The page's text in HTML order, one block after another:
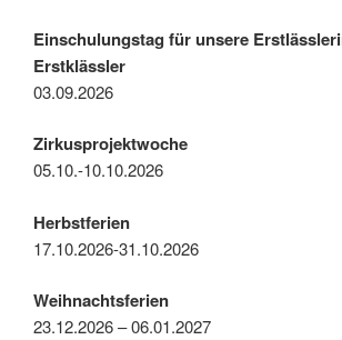
Einschulungstag für unsere
Erstklässler
03.09.2026
Zirkusprojektwoche
05.10.-10.10.2026
Herbstferien
17.10.2026-31.10.2026
Weihnachtsferien
23.12.2026 – 06.01.2027